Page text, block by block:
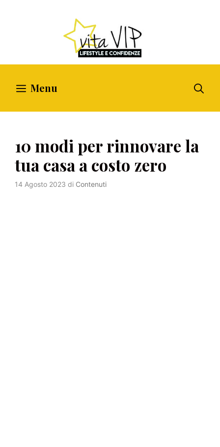
Menu
10 modi per rinnovare la
tua casa a costo zero
14 Agosto 2023 di Contenuti